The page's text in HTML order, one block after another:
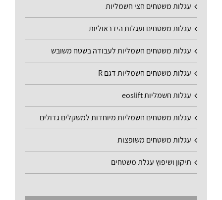
עגלות משטחים חצי חשמליות
עגלות משטחים ועגלות הידראוליות
עגלות משטחים חשמליות לעבודה בשטח משובש
עגלות משטחים חשמליות דגם R
עגלות חשמליות eoslift
עגלות משטחים חשמליות מיוחדות למשקלים גדולים
עגלות משטחים משופצות
תיקון ושיפוץ עגלת משטחים